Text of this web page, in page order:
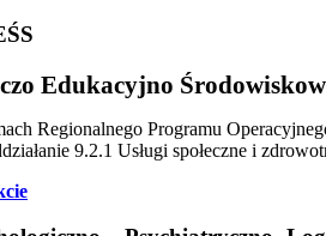
Edukacyjno
Regionalnego Programu
9.2.1 Usługi społeczne i